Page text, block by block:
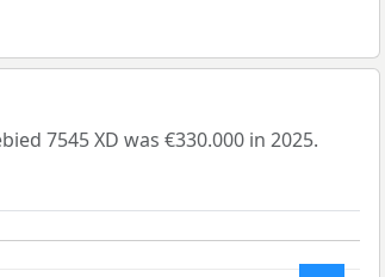
7545 XD was €330.000 in 2025.